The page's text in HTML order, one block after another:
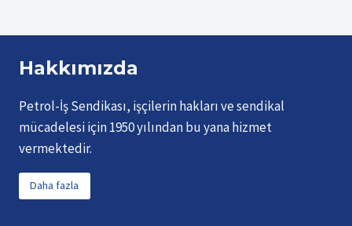
Hakkımızda
Petrol-İş Sendikası, işçilerin hakları ve sendikal
mücadelesi için 1950 yılından bu yana hizmet
vermektedir.
Daha fazla